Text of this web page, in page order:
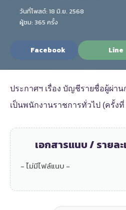
วันที่โพสต์: 18 มิ.ย. 2568
ผู้ชม: 365 ครั้ง
Facebook Line
ประกาศฯ เรื่อง บัญชีรายชื่อผู้ผ่าน
เป็นพนักงานราชการทั่วไป (ครั้ง
เอกสารแนบ / รายล
- ไม่มีไฟล์แนบ -